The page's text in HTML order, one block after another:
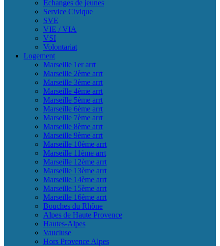
Echanges de jeunes
Service Civique
SVE
VIE / VIA
VSI
Volontariat
Logement
Marseille 1er arrt
Marseille 2ème arrt
Marseille 3ème arrt
Marseille 4ème arrt
Marseille 5ème arrt
Marseille 6ème arrt
Marseille 7ème arrt
Marseille 8ème arrt
Marseille 9ème arrt
Marseille 10ème arrt
Marseille 11ème arrt
Marseille 12ème arrt
Marseille 13ème arrt
Marseille 14ème arrt
Marseille 15ème arrt
Marseille 16ème arrt
Bouches du Rhône
Alpes de Haute Provence
Hautes-Alpes
Vaucluse
Hors Provence Alpes